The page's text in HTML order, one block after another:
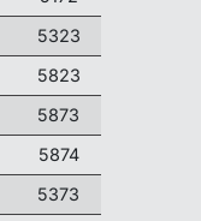
5323
5823
5873
5874
5373